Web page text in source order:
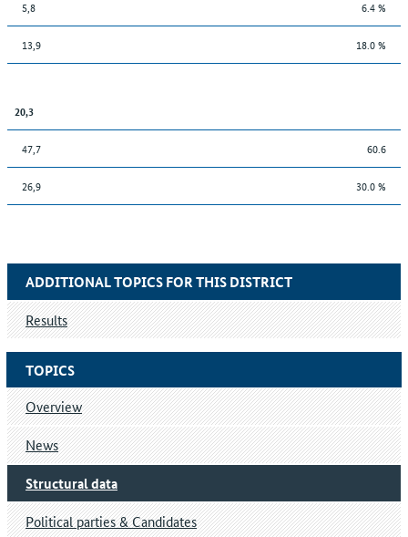
5,8 6.4 %
13,9 18.0 %
20,3
47,7 60.6
26,9 30.0 %
TOPICS
Overview
News
Structural data
Political parties & Candidates
ADDITIONAL TOPICS FOR THIS DISTRICT
Results